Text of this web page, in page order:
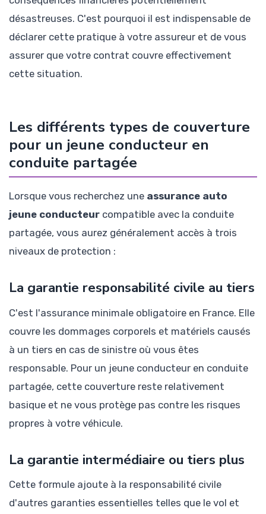
désastreuses. C'est pourquoi il est indispensable de
déclarer cette pratique à votre assureur et de vous
assurer que votre contrat couvre effectivement
cette situation.
Les différents types de couverture
pour un jeune conducteur en
conduite partagée
Lorsque vous recherchez une assurance auto
jeune conducteur compatible avec la conduite
partagée, vous aurez généralement accès à trois
niveaux de protection :
La garantie responsabilité civile au tiers
C'est l'assurance minimale obligatoire en France. Elle
couvre les dommages corporels et matériels causés
à un tiers en cas de sinistre où vous êtes
responsable. Pour un jeune conducteur en conduite
partagée, cette couverture reste relativement
basique et ne vous protège pas contre les risques
propres à votre véhicule.
La garantie intermédiaire ou tiers plus
Cette formule ajoute à la responsabilité civile
d'autres garanties essentielles telles que le vol et